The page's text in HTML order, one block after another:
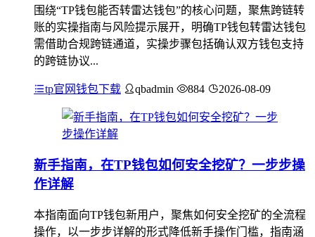
围绕“TP钱包能否转雷达钱包”的核心问题，聚焦跨链转
账的实操指南与风险提示展开，明确TP钱包转雷达钱包
需借助合规跨链通道，实操步骤包括确认双方钱包支持
的跨链协议...
tp官网钱包下载 qbadmin 884 2026-08-09
新手指南，在TP钱包如何安全挖矿？一步步操
作详解
本指南面向TP钱包新用户，聚焦如何安全挖矿的全流程
操作，以一步步详解的形式降低新手操作门槛，指南涵